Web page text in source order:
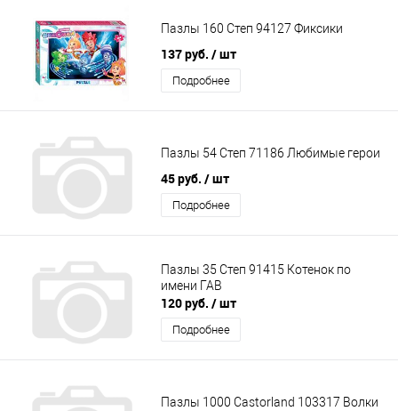
Пазлы 160 Степ 94127 Фиксики
137 руб. / шт
Подробнее
Пазлы 54 Степ 71186 Любимые герои
45 руб. / шт
Подробнее
Пазлы 35 Степ 91415 Котенок по
имени ГАВ
120 руб. / шт
Подробнее
Пазлы 1000 Castorland 103317 Волки